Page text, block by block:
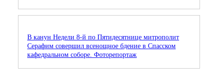
В канун Недели 8-й по Пятидесятнице митрополит
Серафим совершил всенощное бдение в Спасском
кафедральном соборе. Фоторепортаж